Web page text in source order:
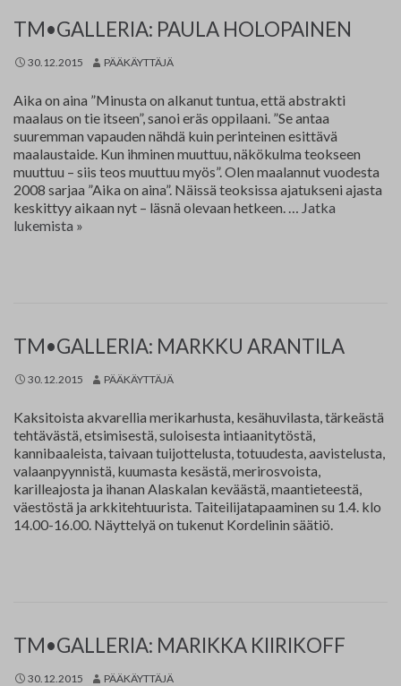
TM•GALLERIA: PAULA HOLOPAINEN
30.12.2015 PÄÄKÄYTTÄJÄ
Aika on aina ”Minusta on alkanut tuntua, että abstrakti
maalaus on tie itseen”, sanoi eräs oppilaani. ”Se antaa
suuremman vapauden nähdä kuin perinteinen esittävä
maalaustaide. Kun ihminen muuttuu, näkökulma teokseen
muuttuu – siis teos muuttuu myös”. Olen maalannut vuodesta
2008 sarjaa ”Aika on aina”. Näissä teoksissa ajatukseni ajasta
keskittyy aikaan nyt – läsnä olevaan hetkeen. … Jatka
lukemista Paula
»
TM•GALLERIA: MARKKU ARANTILA
30.12.2015 PÄÄKÄYTTÄJÄ
Kaksitoista akvarellia merikarhusta, kesähuvilasta, tärkeästä
tehtävästä, etsimisestä, suloisesta intiaanitytöstä,
kannibaaleista, taivaan tuijottelusta, totuudesta, aavistelusta,
valaanpyynnistä, kuumasta kesästä, merirosvoista,
karilleajosta ja ihanan Alaskalan keväästä, maantieteestä,
väestöstä ja arkkitehtuurista. Taiteilijatapaaminen su 1.4. klo
14.00-16.00. Näyttelyä on tukenut Kordelinin säätiö.
TM•GALLERIA: MARIKKA KIIRIKOFF
30.12.2015 PÄÄKÄYTTÄJÄ